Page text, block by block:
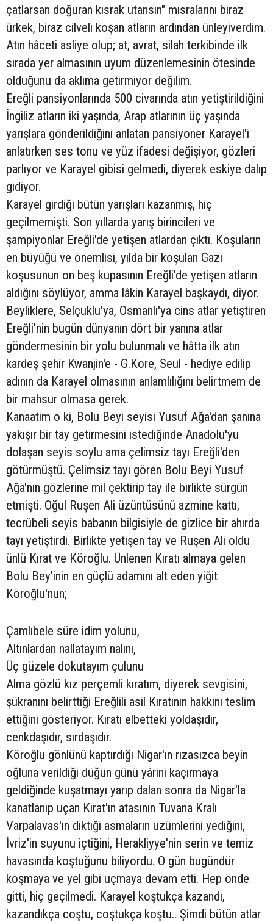
çatlarsan doğuran kısrak utansın" mısralarını biraz
ürkek, biraz cilveli koşan atların ardından ünleyiverdim.
Atın hâceti asliye olup; at, avrat, silah terkibinde ilk
sırada yer almasının uyum düzenlemesinin ötesinde
olduğunu da aklıma getirmiyor değilim.
Ereğli pansiyonlarında 500 civarında atın yetiştirildiğini
İngiliz atların iki yaşında, Arap atlarının üç yaşında
yarışlara gönderildiğini anlatan pansiyoner Karayel'i
anlatırken ses tonu ve yüz ifadesi değişiyor, gözleri
parlıyor ve Karayel gibisi gelmedi, diyerek eskiye dalıp
gidiyor.
Karayel girdiği bütün yarışları kazanmış, hiç
geçilmemişti. Son yıllarda yarış birincileri ve
şampiyonlar Ereğli'de yetişen atlardan çıktı. Koşuların
en büyüğü ve önemlisi, yılda bir koşulan Gazi
koşusunun on beş kupasının Ereğli'de yetişen atların
aldığını söylüyor, amma lâkin Karayel başkaydı, diyor.
Beyliklere, Selçuklu'ya, Osmanlı'ya cins atlar yetiştiren
Ereğli'nin bugün dünyanın dört bir yanına atlar
göndermesinin bir yolu bulunmalı ve hâtta ilk atın
kardeş şehir Kwanjin'e - G.Kore, Seul - hediye edilip
adının da Karayel olmasının anlamlılığını belirtmem de
bir mahsur olmasa gerek.
Kanaatim o ki, Bolu Beyi seyisi Yusuf Ağa'dan şanına
yakışır bir tay getirmesini istediğinde Anadolu'yu
dolaşan seyis soylu ama çelimsiz tayı Ereğli'den
götürmüştü. Çelimsiz tayı gören Bolu Beyi Yusuf
Ağa'nın gözlerine mil çektirip tay ile birlikte sürgün
etmişti. Oğul Ruşen Ali üzüntüsünü azmine kattı,
tecrübeli seyis babanın bilgisiyle de gizlice bir ahırda
tayı yetiştirdi. Birlikte yetişen tay ve Ruşen Ali oldu
ünlü Kırat ve Köroğlu. Ünlenen Kıratı almaya gelen
Bolu Bey'inin en güçlü adamını alt eden yiğit
Köroğlu'nun;
Çamlıbele süre idim yolunu,
Altınlardan nallatayım nalını,
Üç güzele dokutayım çulunu
Alma gözlü kız perçemli kıratım, diyerek sevgisini,
şükranını belirttiği Ereğlili asil Kıratının hakkını teslim
ettiğini gösteriyor. Kıratı elbetteki yoldaşıdır,
cenkdaşıdır, sırdaşıdır.
Köroğlu gönlünü kaptırdığı Nigar'ın rızasızca beyin
oğluna verildiği düğün günü yârini kaçırmaya
geldiğinde kuşatmayı yarıp dalan sonra da Nigar'la
kanatlanıp uçan Kırat'ın atasının Tuvana Kralı
Varpalavas'ın diktiği asmaların üzümlerini yediğini,
İvriz'in suyunu içtiğini, Herakliyye'nin serin ve temiz
havasında koştuğunu biliyordu. O gün bugündür
koşmaya ve yel gibi uçmaya devam etti. Hep önde
gitti, hiç geçilmedi. Karayel koştukça kazandı,
kazandıkça coştu, coştukça koştu.. Şimdi bütün atlar